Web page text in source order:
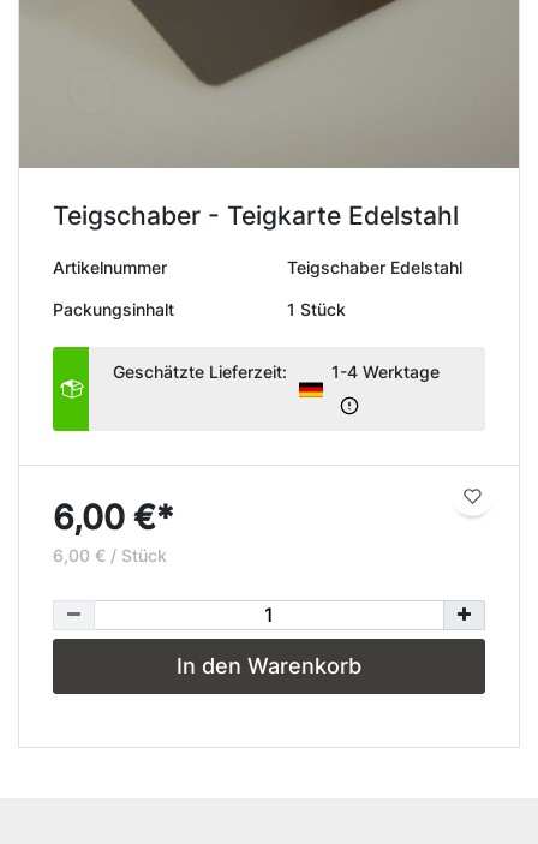
Teigschaber - Teigkarte Edelstahl
Artikelnummer Teigschaber Edelstahl
Packungsinhalt 1 Stück
Geschätzte Lieferzeit: 1-4 Werktage
6,00 €*
6,00 € / Stück
In den Warenkorb